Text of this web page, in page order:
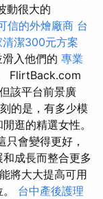
動很大的
信的外燴廠商 台
清潔300元方案
入他們的 專業
FlirtBack.com
該平台前景廣
的是，有多少模
逛的精選女性。
只會變得更好，
成長而整合更多
將大大提高可用
台中產後護理